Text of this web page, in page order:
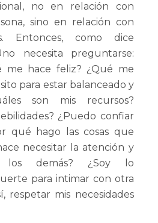
no en relación con
sino en relación con
Entonces, como dice
necesita preguntarse:
me hace feliz? ¿Qué me
para estar balanceado y
son mis recursos?
¿Puedo confiar
qué hago las cosas que
necesitar la atención y
los demás? ¿Soy lo
para intimar con otra
respetar mis necesidades